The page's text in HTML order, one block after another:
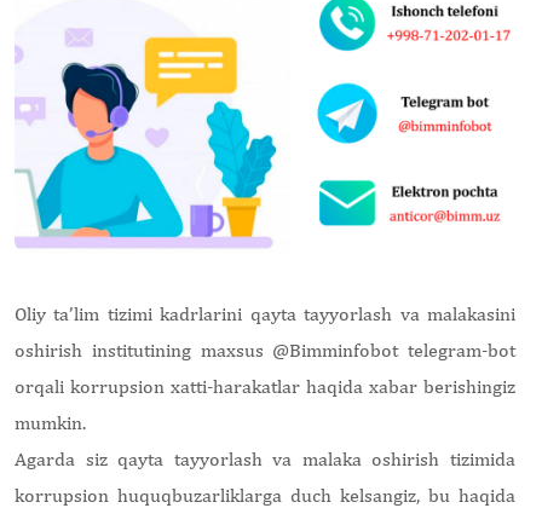
Oliy ta’lim tizimi kadrlarini qayta tayyorlash va malakasini
oshirish institutining maxsus @Bimminfobot telegram-bot
orqali korrupsion xatti-harakatlar haqida xabar berishingiz
mumkin.
Agarda siz qayta tayyorlash va malaka oshirish tizimida
korrupsion huquqbuzarliklarga duch kelsangiz, bu haqida